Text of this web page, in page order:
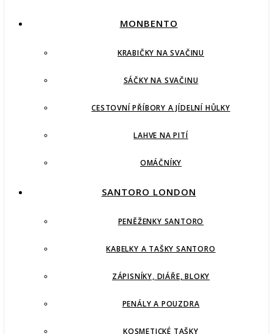
MONBENTO
KRABIČKY NA SVAČINU
SÁČKY NA SVAČINU
CESTOVNÍ PŘÍBORY A JÍDELNÍ HŮLKY
LAHVE NA PITÍ
OMÁČNÍKY
SANTORO LONDON
PENĚŽENKY SANTORO
KABELKY A TAŠKY SANTORO
ZÁPISNÍKY, DIÁŘE, BLOKY
PENÁLY A POUZDRA
KOSMETICKÉ TAŠKY